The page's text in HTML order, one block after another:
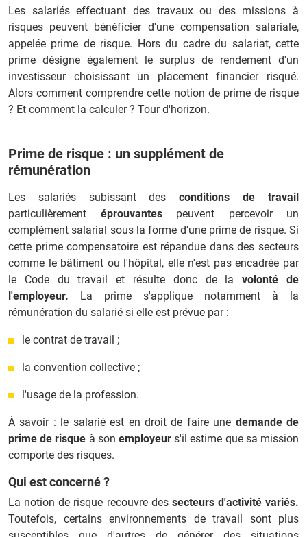
Les salariés effectuant des travaux ou des missions à
risques peuvent bénéficier d'une compensation salariale,
appelée prime de risque. Hors du cadre du salariat, cette
prime désigne également le surplus de rendement d'un
investisseur choisissant un placement financier risqué.
Alors comment comprendre cette notion de prime de risque
? Et comment la calculer ? Tour d'horizon.
Prime de risque : un supplément de
rémunération
Les salariés subissant desconditions de travail
particulièrement éprouvantespeuvent percevoir un
complément salarial sous la forme d'une prime de risque. Si
cette prime compensatoire est répandue dans des secteurs
comme le bâtiment ou l'hôpital, elle n'est pas encadrée par
le Code du travail et résulte donc de lavolonté de
l'employeur. La prime s'applique notamment à la
rémunération du salarié si elle est prévue par :
le contrat de travail ;
la convention collective ;
l'usage de la profession.
À savoir : le salarié est en droit de faire une demande de
prime de risque à son employeur s'il estime que sa mission
comporte des risques.
Qui est concerné ?
La notion de risque recouvre des secteurs d'activité variés.
Toutefois, certains environnements de travail sont plus